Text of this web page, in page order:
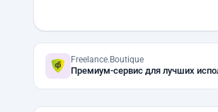
Freelance.Boutique
Премиум-сервис для лучших